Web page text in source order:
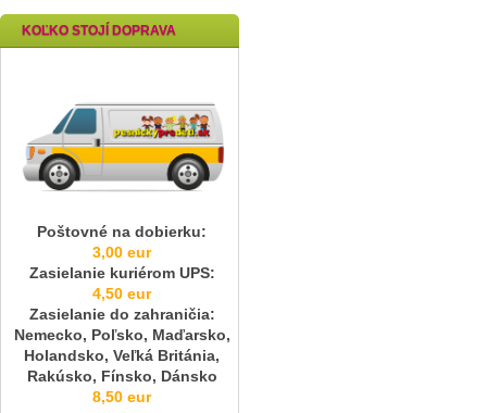
KOĽKO STOJÍ DOPRAVA
Poštovné na dobierku:
3,00 eur
Zasielanie kuriérom UPS:
4,50 eur
Zasielanie do zahraničia:
Nemecko, Poľsko, Maďarsko,
Holandsko, Veľká Británia,
Rakúsko, Fínsko, Dánsko
8,50 eur